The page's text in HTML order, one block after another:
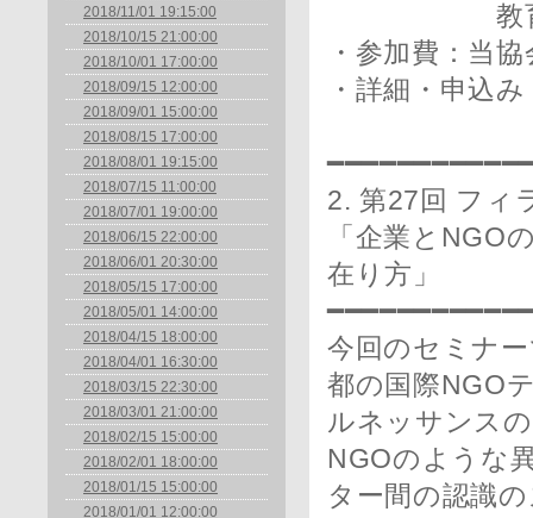
2018/11/01 19:15:00
2018/10/15 21:00:00
2018/10/01 17:00:00
2018/09/15 12:00:00
2018/09/01 15:00:00
2018/08/15 17:00:00
2018/08/01 19:15:00
2018/07/15 11:00:00
2018/07/01 19:00:00
2018/06/15 22:00:00
2018/06/01 20:30:00
2018/05/15 17:00:00
2018/05/01 14:00:00
2018/04/15 18:00:00
2018/04/01 16:30:00
2018/03/15 22:30:00
2018/03/01 21:00:00
2018/02/15 15:00:00
2018/02/01 18:00:00
2018/01/15 15:00:00
2018/01/01 12:00:00
教育事業
・参加費：当
・詳細・申込み
2. 第27回 フィ
「企業とNGO
在り方」
今回のセミナ
都の国際NGO
ルネッサンス
NGOのような
ター間の認識